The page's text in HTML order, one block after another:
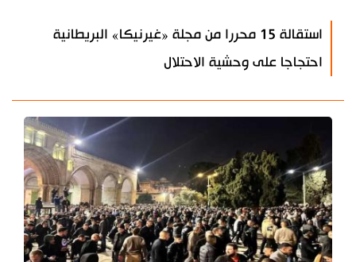
استقالة 15 محررا من مجلة «غيرنيكا» البريطانية
احتجاجا على وحشية الاحتلال